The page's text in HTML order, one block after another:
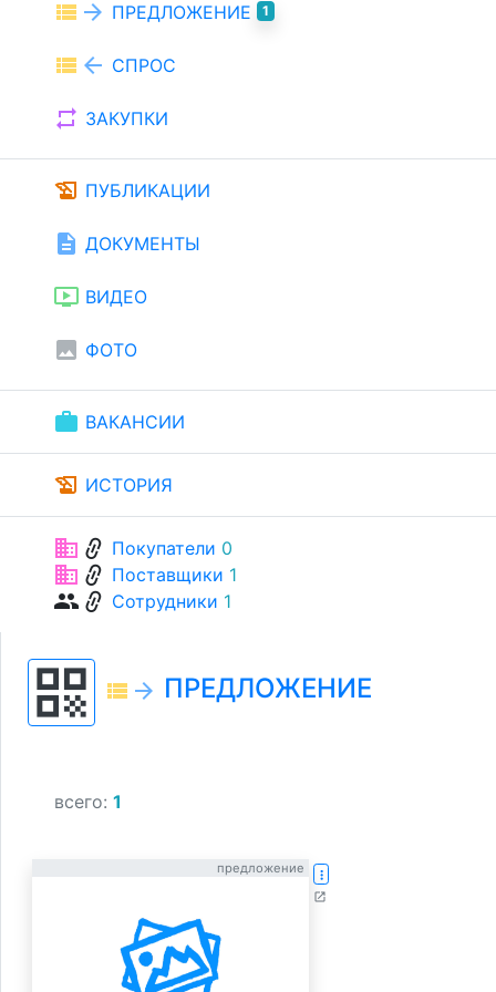
view_list arrow_forward ПРЕДЛОЖЕНИЕ 1
view_list arrow_back СПРОС
repeat ЗАКУПКИ
history_edu ПУБЛИКАЦИИ
description ДОКУМЕНТЫ
ondemand_video ВИДЕО
image ФОТО
work ВАКАНСИИ
history_edu ИСТОРИЯ
businesslink Покупатели 0
businesslink Поставщики 1
grouplink Сотрудники 1
qr_code view_list arrow_forward ПРЕДЛОЖЕНИЕ
всего: 1
предложение more_vert
open_in_new